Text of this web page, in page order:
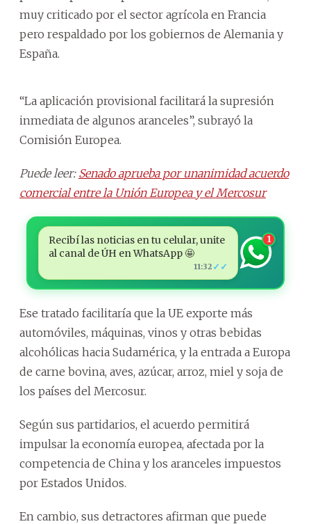
muy criticado por el sector agrícola en Francia
pero respaldado por los gobiernos de Alemania y
España.
“La aplicación provisional facilitará la supresión
inmediata de algunos aranceles”, subrayó la
Comisión Europea.
Puede leer: Senado aprueba por unanimidad acuerdo
comercial entre la Unión Europea y el Mercosur
Recibí las noticias en tu celular, unite
al canal de ÚH en WhatsApp 🤩
11:32 ✓✓
1
Ese tratado facilitaría que la UE exporte más
automóviles, máquinas, vinos y otras bebidas
alcohólicas hacia Sudamérica, y la entrada a Europa
de carne bovina, aves, azúcar, arroz, miel y soja de
los países del Mercosur.
Según sus partidarios, el acuerdo permitirá
impulsar la economía europea, afectada por la
competencia de China y los aranceles impuestos
por Estados Unidos.
En cambio, sus detractores afirman que puede